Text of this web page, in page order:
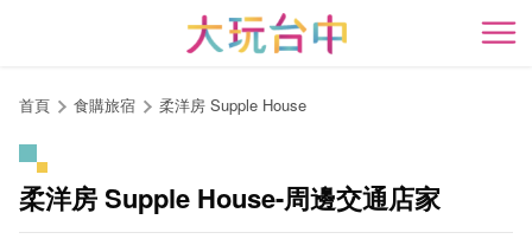
開
首頁 食購旅宿 柔洋房 Supple House
柔洋房 Supple House-周邊交通店家